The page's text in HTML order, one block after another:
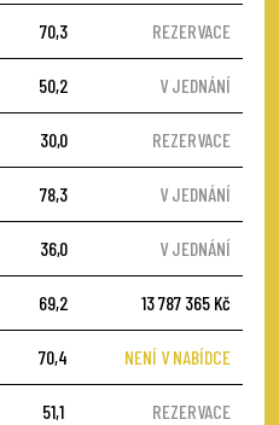
70,3 REZERVACE
50,2 V JEDNÁNÍ
30,0 REZERVACE
78,3 V JEDNÁNÍ
36,0 V JEDNÁNÍ
69,2 13 787 365 Kč
70,4 NENÍ V NABÍDCE
51,1 REZERVACE